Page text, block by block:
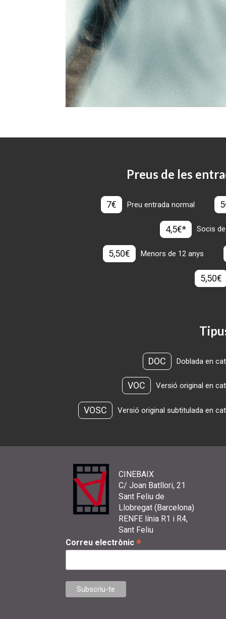
Preus de les
7€ Preu entrada normal
4,5€* Socis
5,50€ Menors de 12 anys
5,50€
DOC Doblada en
VOC Versió original en
VOSC Versió original subtitulada en
CINEBAIX
C/ Joan Batllori, 21
Sant Feliu de
Llobregat (Barcelona)
RENFE línia R1 i R4,
Sant Feliu
Correu electrònic *